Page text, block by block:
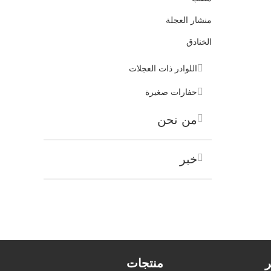
منشار العجلة
الخنادق
اللوادر ذات العجلات
حفارات صغيرة
من نحن
خبر
منتجات